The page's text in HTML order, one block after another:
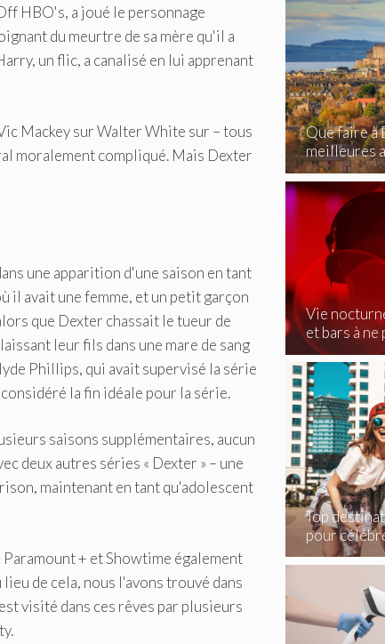
HBO's, a joué le personnage
du meurtre de sa mère qu'il a
un flic, a canalisé en lui apprenant
Mackey sur Walter White sur – tous
moralement compliqué. Mais Dexter
une apparition d'une saison en tant
il avait une femme, et un petit garçon
que Dexter chassait le tueur de
leur fils dans une mare de sang
Phillips, qui avait supervisé la série
la fin idéale pour la série.
saisons supplémentaires, aucun
deux autres séries « Dexter » – une
maintenant en tant qu'adolescent
+ et Showtime également
de cela, nous l'avons trouvé dans
visité dans ces rêves par plusieurs
Que faire à
meilleures
Vie
et bars à ne
Top
pour
événements